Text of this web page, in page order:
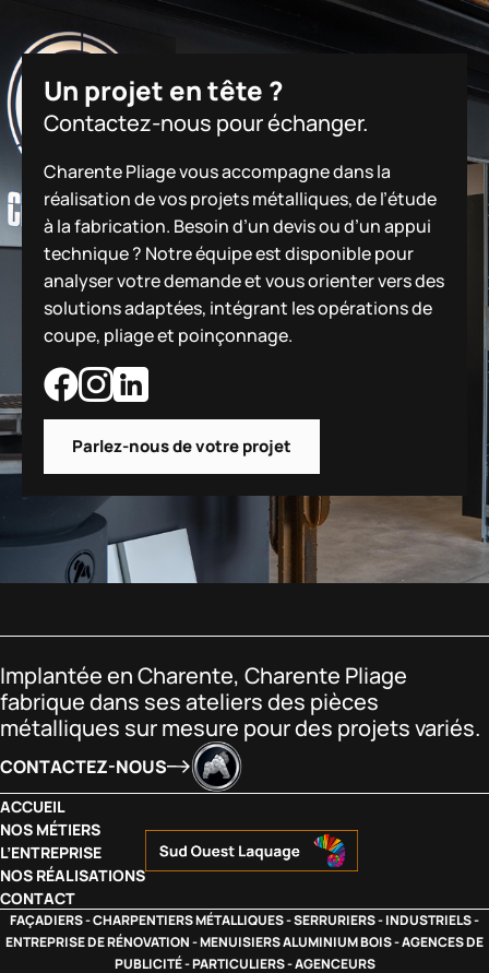
Un projet en tête ?
Contactez-nous pour échanger.
Charente Pliage vous accompagne dans la
réalisation de vos projets métalliques, de l’étude
à la fabrication. Besoin d’un devis ou d’un appui
technique ? Notre équipe est disponible pour
analyser votre demande et vous orienter vers des
solutions adaptées, intégrant les opérations de
coupe, pliage et poinçonnage.
Parlez-nous de votre projet
Implantée en Charente, Charente Pliage
fabrique dans ses ateliers des pièces
métalliques sur mesure pour des projets variés.
CONTACTEZ-NOUS
ACCUEIL
NOS MÉTIERS
L’ENTREPRISE
NOS RÉALISATIONS
CONTACT
FAÇADIERS - CHARPENTIERS MÉTALLIQUES - SERRURIERS - INDUSTRIELS -
ENTREPRISE DE RÉNOVATION - MENUISIERS ALUMINIUM BOIS - AGENCES DE
PUBLICITÉ - PARTICULIERS - AGENCEURS